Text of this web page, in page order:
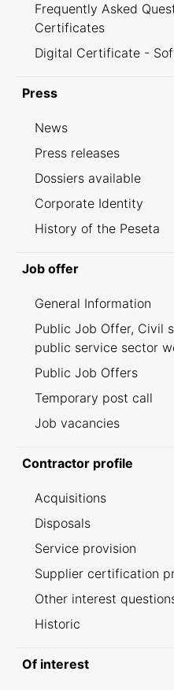
Frequently Asked
Certificates
Digital Certificate -
Press
News
Press releases
Dossiers available
Corporate Identity
History of the Peseta
Job offer
General Information
Public Job Offer, Civil
public service sector
Public Job Offers
Temporary post call
Job vacancies
Contractor profile
Acquisitions
Disposals
Service provision
Supplier certification
Other interest
Historic
Of interest